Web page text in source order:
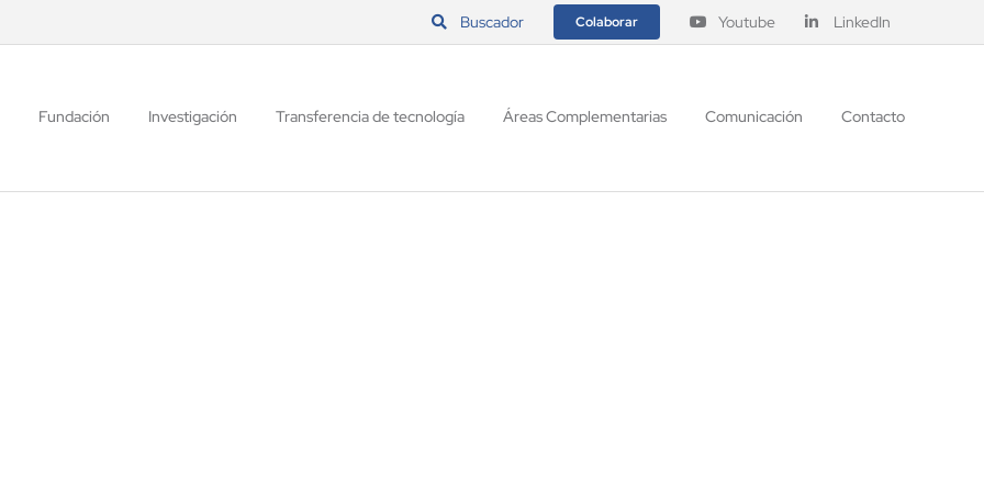
Buscador Colaborar Youtube LinkedIn
Fundación Investigación Transferencia de tecnología Áreas Complementarias Comunicación Contacto